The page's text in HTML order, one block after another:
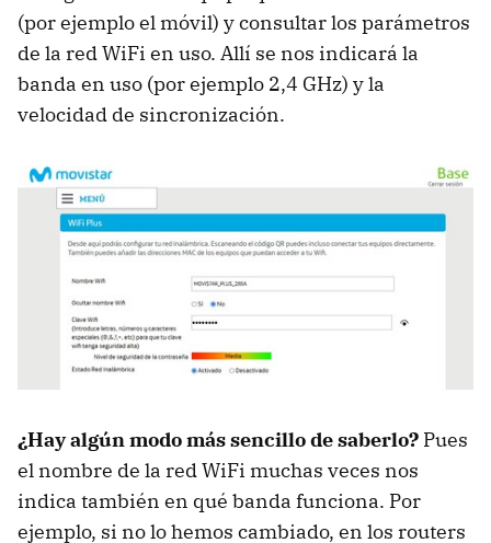
(por ejemplo el móvil) y consultar los parámetros
de la red WiFi en uso. Allí se nos indicará la
banda en uso (por ejemplo 2,4 GHz) y la
velocidad de sincronización.
¿Hay algún modo más sencillo de saberlo? Pues
el nombre de la red WiFi muchas veces nos
indica también en qué banda funciona. Por
ejemplo, si no lo hemos cambiado, en los routers